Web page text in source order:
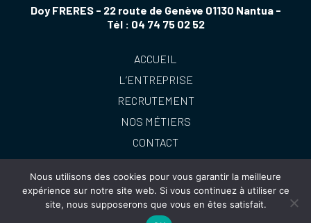
Doy FRERES - 22 route de Genève 01130 Nantua -
Tél : 04 74 75 02 52
ACCUEIL
L’ENTREPRISE
RECRUTEMENT
NOS MÉTIERS
CONTACT
Nous utilisons des cookies pour vous garantir la meilleure
expérience sur notre site web. Si vous continuez à utiliser ce
site, nous supposerons que vous en êtes satisfait.